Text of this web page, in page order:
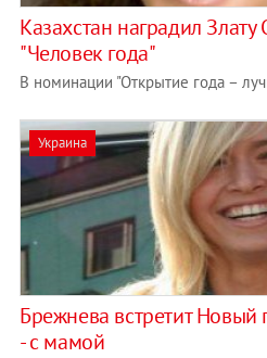
Казахстан наградил
"Человек года"
В номинации "Открытие года –
Украина
Брежнева встретит Новый
- с мамой